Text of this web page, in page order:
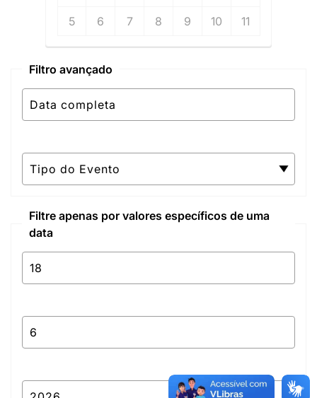
5 6 7 8 9 10 11
Filtro avançado
Filtre apenas por valores específicos de uma
data